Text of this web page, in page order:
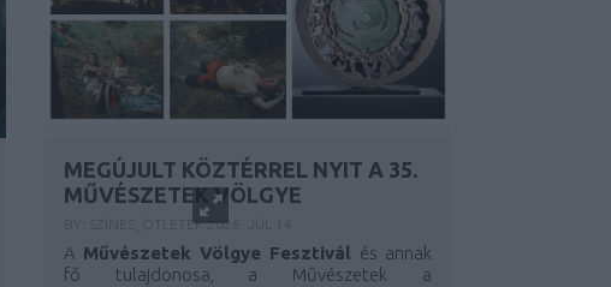
MEGÚJULT KÖZTÉRREL NYIT A 35.
MŰVÉSZETEK VÖLGYE
SZÍNES_ÖTLETEK2026. JÚL 14.
A Művészetek Völgye Fesztivál és annak
fő tulajdonosa, a Művészetek a